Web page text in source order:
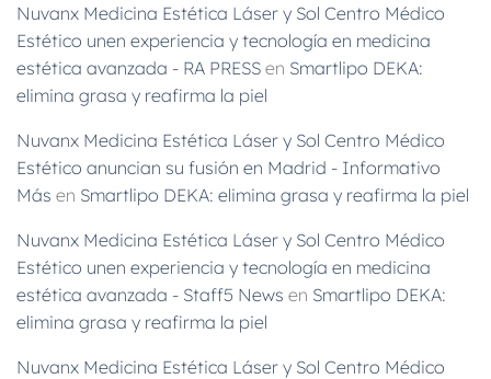
Nuvanx Medicina Estética Láser y Sol Centro Médico
Estético unen experiencia y tecnología en medicina
estética avanzada - RA PRESS en Smartlipo DEKA:
elimina grasa y reafirma la piel
Nuvanx Medicina Estética Láser y Sol Centro Médico
Estético anuncian su fusión en Madrid - Informativo
Más en Smartlipo DEKA: elimina grasa y reafirma la piel
Nuvanx Medicina Estética Láser y Sol Centro Médico
Estético unen experiencia y tecnología en medicina
estética avanzada - Staff5 News en Smartlipo DEKA:
elimina grasa y reafirma la piel
Nuvanx Medicina Estética Láser y Sol Centro Médico